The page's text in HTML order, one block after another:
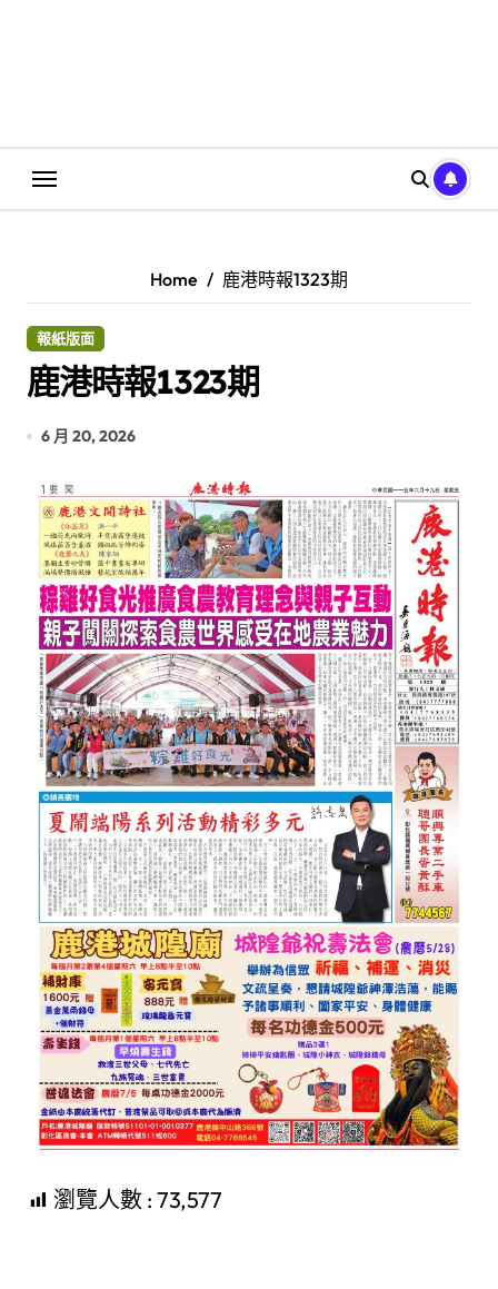
Home 鹿港時報1323期
報紙版面
鹿港時報1323期
6 月 20, 2026
瀏覽人數 : 73,577